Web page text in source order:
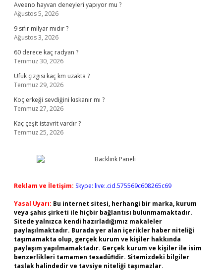
Aveeno hayvan deneyleri yapıyor mu ?
Ağustos 5, 2026
9 sıfır milyar mıdır ?
Ağustos 3, 2026
60 derece kaç radyan ?
Temmuz 30, 2026
Ufuk çizgisi kaç km uzakta ?
Temmuz 29, 2026
Koç erkeği sevdiğini kıskanır mı ?
Temmuz 27, 2026
Kaç çeşit istavrit vardır ?
Temmuz 25, 2026
Reklam ve İletişim: Skype: live:.cid.575569c608265c69
Yasal Uyarı: Bu internet sitesi, herhangi bir marka, kurum
veya şahıs şirketi ile hiçbir bağlantısı bulunmamaktadır.
Sitede yalnızca kendi hazırladığımız makaleler
paylaşılmaktadır. Burada yer alan içerikler haber niteliği
taşımamakta olup, gerçek kurum ve kişiler hakkında
paylaşım yapılmamaktadır. Gerçek kurum ve kişiler ile isim
benzerlikleri tamamen tesadüfidir. Sitemizdeki bilgiler
taslak halindedir ve tavsiye niteliği taşımazlar.